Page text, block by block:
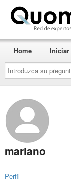
Introduzca
su
pregunta
aquí...
Home Iniciar
mariano
Perfil